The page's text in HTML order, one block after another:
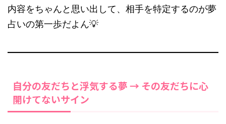
内容をちゃんと思い出して、相手を特定するのが夢
占いの第一歩だよん💡
自分の友だちと浮気する夢 → その友だちに心
開けてないサイン